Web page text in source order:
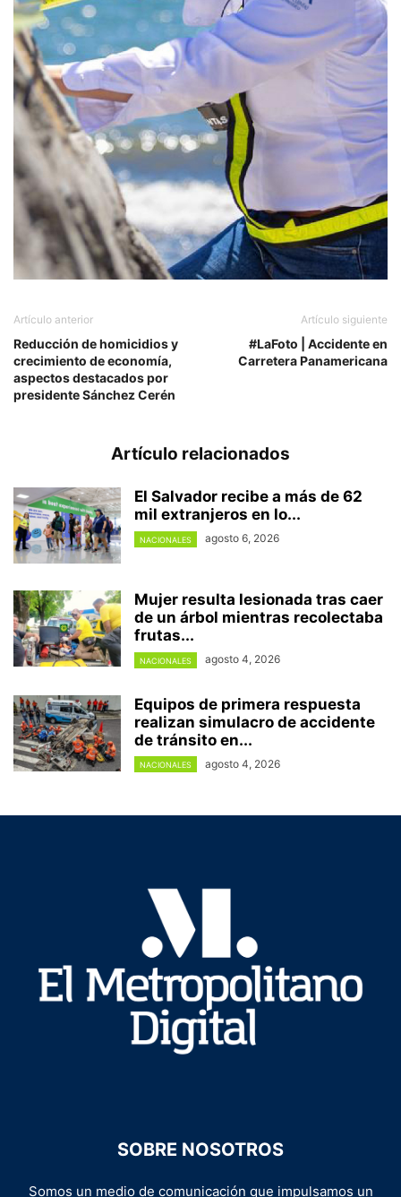
Artículo anterior
Reducción de homicidios y
crecimiento de economía,
aspectos destacados por
presidente Sánchez Cerén
Artículo siguiente
#LaFoto | Accidente en
Carretera Panamericana
Artículo relacionados
El Salvador recibe a más de 62
mil extranjeros en lo...
NACIONALES agosto 6, 2026
Mujer resulta lesionada tras caer
de un árbol mientras recolectaba
frutas...
NACIONALES agosto 4, 2026
Equipos de primera respuesta
realizan simulacro de accidente
de tránsito en...
NACIONALES agosto 4, 2026
SOBRE NOSOTROS
Somos un medio de comunicación que impulsamos un